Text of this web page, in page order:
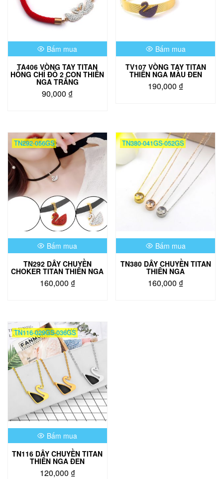
Bấm mua
TA406 VÒNG TAY TITAN
HỒNG CHỈ ĐỎ 2 CON THIÊN
NGA TRẮNG
90,000 ₫
Bấm mua
TV107 VÒNG TAY TITAN
THIÊN NGA MÀU ĐEN
190,000 ₫
nhiều
biến
thể.
Các
tùy
chọn
có
thể
được
trên
trang
sản
phẩm
TN292-056GS
Bấm mua
TN292 DÂY CHUYỀN
CHOKER TITAN THIÊN NGA
160,000 ₫
có
nhiều
biến
thể.
Các
tùy
chọn
có
thể
được
chọn
trên
trang
sản
phẩm
TN380-041GS-052GS
Bấm mua
TN380 DÂY CHUYỀN TITAN
THIÊN NGA
160,000 ₫
TN116-029GS-036GS
Bấm mua
TN116 DÂY CHUYỀN TITAN
THIÊN NGA ĐEN
120,000 ₫